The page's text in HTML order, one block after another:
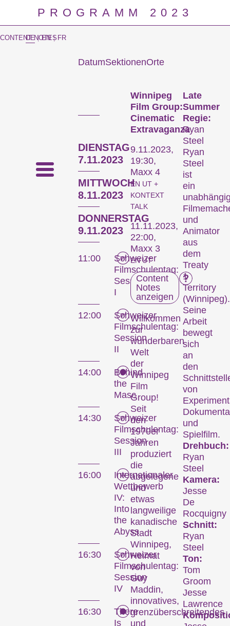
PROGRAMM 2023
CONTENT NOTES
DE | EN | FR
DatumSektionenOrte
DIENSTAG
7.11.2023
MITTWOCH
8.11.2023
DONNERSTAG
9.11.2023
11:00
Schweizer
Filmschulentag:
Session
I
12:00
Schweizer
Filmschulentag:
Session
II
14:00
Behind
the
Masc
14:30
Schweizer
Filmschulentag:
Session
III
16:00
Internationaler
Wettbewerb
IV:
Into
the
Abyss
16:30
Schweizer
Filmschulentag:
Session
IV
16:30
There
Is
Winnipeg
Film Group:
Cinematic
Extravaganza
9.11.2023,
19:30,
Maxx 4
EN UT +
KONTEXT
TALK
11.11.2023,
22:00,
Maxx 3
EN UT
Content
Notes
anzeigen
Willkommen
zur
wunderbaren
Welt
der
Winnipeg
Film
Group!
Seit
den
1970er
Jahren
produziert
die
abgelegene
und
etwas
langweilige
kanadische
Stadt
Winnipeg,
Heimat
von
Guy
Maddin,
innovatives,
grenzüberschreitendes
und
Late
Summer
Regie:
Ryan
Steel
Ryan
Steel
ist
ein
und
Animator
aus
dem
Treaty
1
Territory
(Winnipeg).
Seine
Arbeit
bewegt
sich
an
den
von
und
Spielfilm.
Drehbuch:
Ryan
Steel
Kamera:
Jesse
De
Rocquigny
Schnitt:
Ryan
Steel
Ton:
Tom
Groom
Jesse
Lawrence